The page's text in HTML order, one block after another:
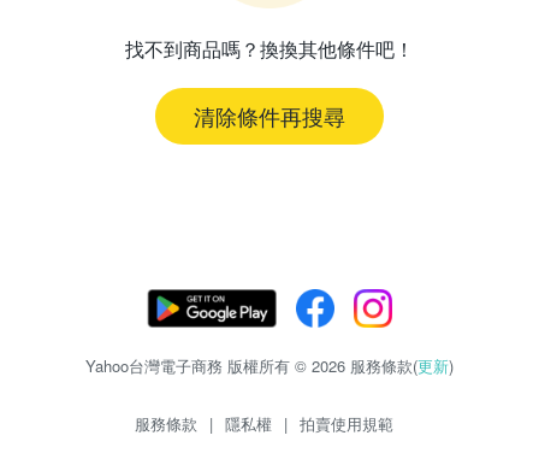
找不到商品嗎？換換其他條件吧！
清除條件再搜尋
Yahoo台灣電子商務 版權所有 © 2026 服務條款(更新)
服務條款 | 隱私權 | 拍賣使用規範